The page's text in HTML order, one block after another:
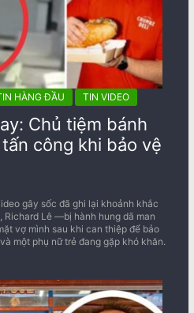
HÀNG ĐẦU TIN VIDEO
Chủ tiệm bánh
công khi bảo vệ
gây sốc đã ghi lại khoảnh khắc
Richard Lê —bị hành hung dã man
vợ mình sau khi can thiệp để bảo
một phụ nữ trẻ đang gặp khó khăn.